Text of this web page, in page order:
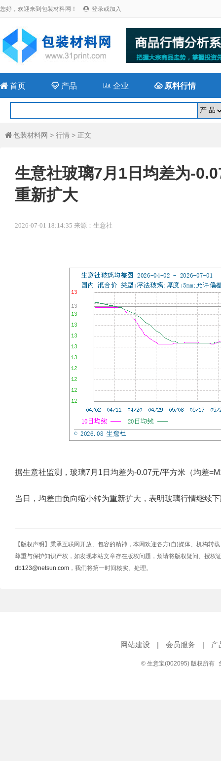
您好，欢迎来到包装材料网！  登录或加入
 首页  产品 企业 原料行情
 包装材料网 > 行情 > 正文
生意社玻璃7月1日均差为-
重新扩大
2026-07-01 18:14:35 来源：生意社
据生意社监测，玻璃7月1日均差为-0.07元/平方米（均差
当日，均差由负向缩小转为重新扩大，表明玻璃行情继续
【版权声明】秉承互联网开放、包容的精神，本网欢迎各方(自)媒体、机构转
尊重与保护知识产权，如发现本站文章存在版权问题，烦请将版权疑问、授权
db123@netsun.com ，我们将第一时间核实、处理。
网站建设 | 会员服务 | 产
© 生意宝(002095) 版权所有